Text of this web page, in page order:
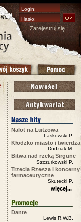
Zarejestruj się
Nalot na Lützowa
Laskowski P.
Kłodzko miasto i twierdza
Dudziak M.
Bitwa nad rzeką Sirgune
Szczurkowski P.
Trzecia Rzesza i koncerny
farmaceutyczne
Skutecki P.
więcej...
Dante
Lewis R.W.B.